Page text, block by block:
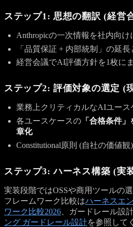
ステップ1: 思想の翻訳 (経営
Anthropicの一次情報を社内向
「品質保証 + 内部統制」の延
経営会議でAI評価方針を1枚に
ステップ2: 評価対象の選定 (
業務上クリティカルなAIユース
各ユースケースの 「合格条件
章化
Constitutional原則 (自社の価値
ステップ3: ハーネス構築 (実
実装段階ではOSSや商用ツールの
フレームワーク比較はハーネスエ
ワーク比較2026 、ガードレール設
ング ガードレール設計を参照して